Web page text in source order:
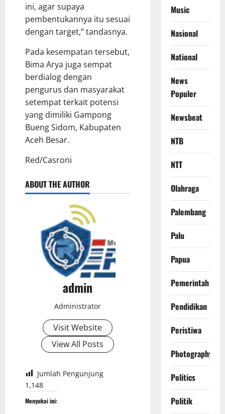
ini, agar supaya
pembentukannya itu sesuai
dengan target,” tandasnya.
Pada kesempatan tersebut,
Bima Arya juga sempat
berdialog dengan
pengurus dan masyarakat
setempat terkait potensi
yang dimiliki Gampong
Bueng Sidom, Kabupaten
Aceh Besar.
Red/Casroni
ABOUT THE AUTHOR
admin
Administrator
Visit Website
View All Posts
Jumlah Pengunjung
1,148
Menyukai ini:
Music
Nasional
National
News
Populer
Newsbeat
NTB
NTT
Olahraga
Palembang
Palu
Papua
Pemerintah
Pendidikan
Peristiwa
Photography
Politics
Politik